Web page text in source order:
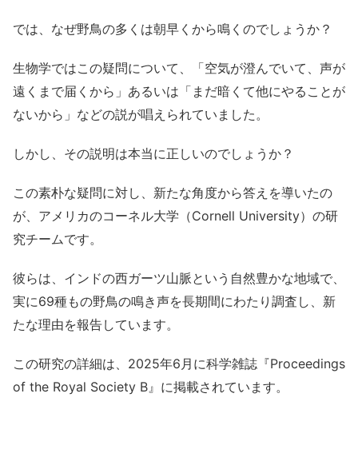
では、なぜ野鳥の多くは朝早くから鳴くのでしょうか？
生物学ではこの疑問について、「空気が澄んでいて、声が
遠くまで届くから」あるいは「まだ暗くて他にやることが
ないから」などの説が唱えられていました。
しかし、その説明は本当に正しいのでしょうか？
この素朴な疑問に対し、新たな角度から答えを導いたの
が、アメリカのコーネル大学（Cornell University）の研
究チームです。
彼らは、インドの西ガーツ山脈という自然豊かな地域で、
実に69種もの野鳥の鳴き声を長期間にわたり調査し、新
たな理由を報告しています。
この研究の詳細は、2025年6月に科学雑誌『Proceedings
of the Royal Society B』に掲載されています。